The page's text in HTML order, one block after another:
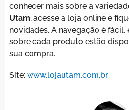
conhecer mais sobre a
Utam, acesse a loja online e
novidades. A navegação é fácil,
sobre cada produto estão
sua compra.
Site: www.lojautam.com.br